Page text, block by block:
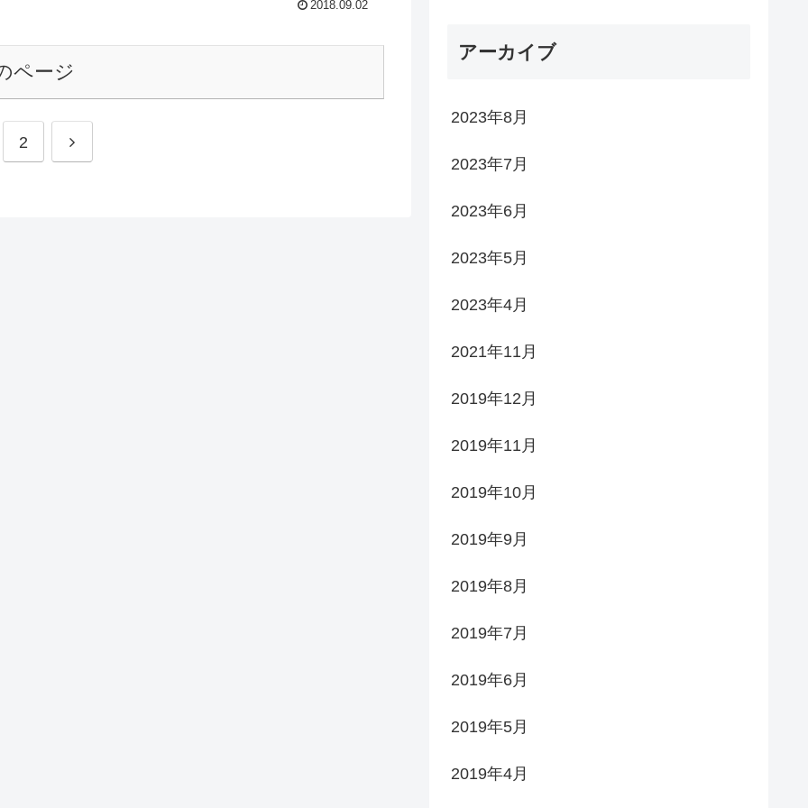
2018.09.02
ページ
2 次
アーカイブ
2023年8月
2023年7月
2023年6月
2023年5月
2023年4月
2021年11月
2019年12月
2019年11月
2019年10月
2019年9月
2019年8月
2019年7月
2019年6月
2019年5月
2019年4月